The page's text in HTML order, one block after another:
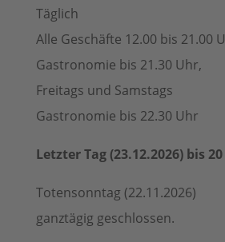
Täglich
Alle Geschäfte 12.00 bis 21.00
Gastronomie bis 21.30 Uhr,
Freitags und Samstags
Gastronomie bis 22.30 Uhr
Letzter Tag (23.12.2026) bis
Totensonntag (22.11.2026)
ganztägig geschlossen.